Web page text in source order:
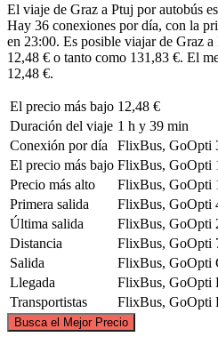
El viaje de Graz a Ptuj por autobús
Hay 36 conexiones por día, con la
en 23:00. Es posible viajar de Graz
12,48 € o tanto como 131,83 €. El
12,48 €.
El precio más bajo 12,48 €
Duración del viaje 1 h y 39 min
Conexión por día
FlixBus, GoOpti
El precio más bajo FlixBus, GoOpti
Precio más alto
FlixBus, GoOpti
Primera salida
FlixBus, GoOpti
Última salida
FlixBus, GoOpti
Distancia
FlixBus, GoOpti
Salida
FlixBus, GoOpti
Llegada
FlixBus, GoOpti
Transportistas
FlixBus, GoOpti
Busca el Mejor Precio
©